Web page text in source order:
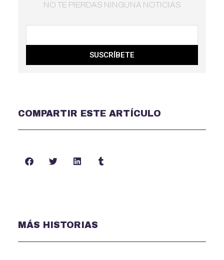
NO TE PIERDAS NINGUNA NOTICIAS
SUSCRÍBETE
COMPARTIR ESTE ARTÍCULO
MÁS HISTORIAS